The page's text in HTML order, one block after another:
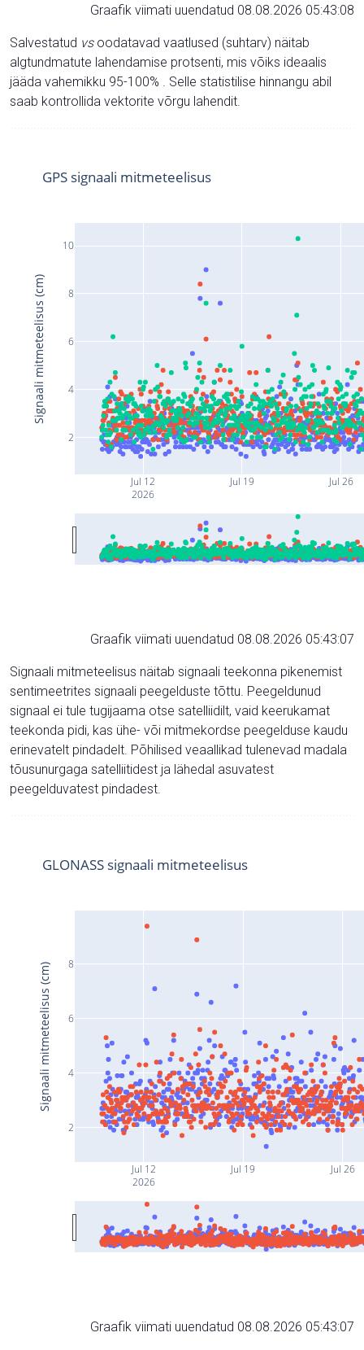
Graafik viimati uuendatud 08.08.2026 05:43:08
Salvestatud vsoodatavad vaatlused (suhtarv) näitab
algtundmatute lahendamise protsenti, mis võiks ideaalis
jääda vahemikku 95-100% . Selle statistilise hinnangu abil
saab kontrollida vektorite võrgu lahendit.
Jul 12
2026
Jul 19 Jul 26
2
4
6
8
10
GPS signaali mitmeteelisus
Signaali mitmeteelisus (cm)
Graafik viimati uuendatud 08.08.2026 05:43:07
Signaali mitmeteelisus näitab signaali teekonna pikenemist
sentimeetrites signaali peegelduste tõttu. Peegeldunud
signaal ei tule tugijaama otse satelliidilt, vaid keerukamat
teekonda pidi, kas ühe- või mitmekordse peegelduse kaudu
erinevatelt pindadelt. Põhilised veaallikad tulenevad madala
tõusunurgaga satelliitidest ja lähedal asuvatest
peegelduvatest pindadest.
Jul 12
2026
Jul 19 Jul 26
2
4
6
8
GLONASS signaali mitmeteelisus
Signaali mitmeteelisus (cm)
Graafik viimati uuendatud 08.08.2026 05:43:07